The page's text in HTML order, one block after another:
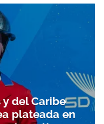
del Caribe
plateada en